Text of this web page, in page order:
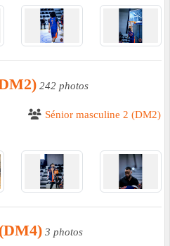
242 photos
Sénior masculine 2 (DM2)
3 photos